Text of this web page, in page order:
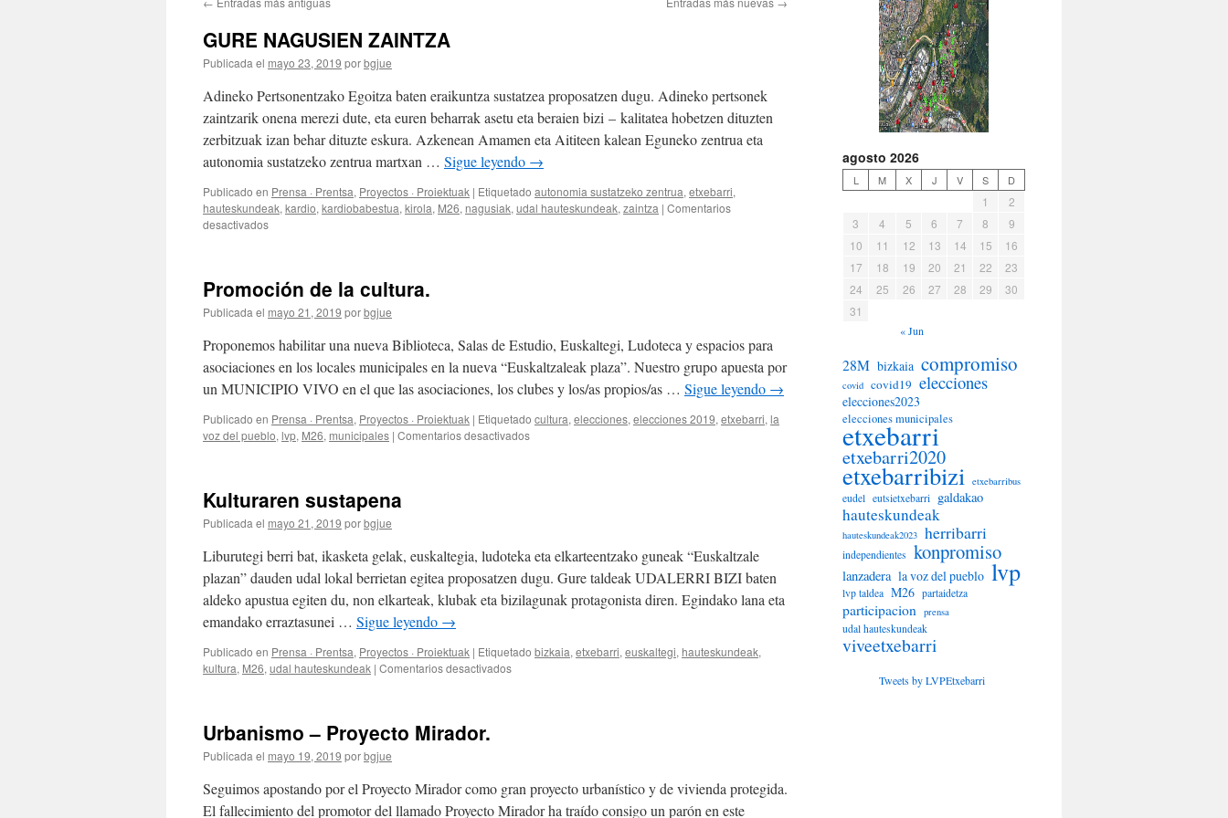
GURE NAGUSIEN ZAINTZA
Publicada el mayo 23, 2019 porbgjue
Adineko Pertsonentzako Egoitza baten eraikuntza sustatzea proposatzen dugu. Adineko pertsonek
zaintzarik onena merezi dute, eta euren beharrak asetu eta beraien bizi – kalitatea hobetzen dituzten
zerbitzuak izan behar dituzte eskura. Azkenean Amamen eta Aititeen kalean Eguneko zentrua eta
autonomia sustatzeko zentrua martxan … Sigue leyendo →
Publicado en Prensa · Prentsa, Proyectos · Proiektuak | Etiquetado autonomia sustatzeko zentrua, etxebarri,
hauteskundeak, kardio, kardiobabestua, kirola, M26, nagusiak, udal hauteskundeak, zaintza | Comentarios
desactivadosen
Promoción de la cultura.
Publicada el mayo 21, 2019 porbgjue
Proponemos habilitar una nueva Biblioteca, Salas de Estudio, Euskaltegi, Ludoteca y espacios para
asociaciones en los locales municipales en la nueva “Euskaltzaleak plaza”. Nuestro grupo apuesta por
un MUNICIPIO VIVO en el que las asociaciones, los clubes y los/as propios/as … Sigue leyendo →
Publicado en Prensa · Prentsa, Proyectos · Proiektuak | Etiquetado cultura, elecciones, elecciones 2019, etxebarri, la
voz del pueblo, lvp, M26, municipales | Comentarios desactivadosen
Kulturaren sustapena
Publicada el mayo 21, 2019 porbgjue
Liburutegi berri bat, ikasketa gelak, euskaltegia, ludoteka eta elkarteentzako guneak “Euskaltzale
plazan” dauden udal lokal berrietan egitea proposatzen dugu. Gure taldeak UDALERRI BIZI baten
aldeko apustua egiten du, non elkarteak, klubak eta bizilagunak protagonista diren. Egindako lana eta
emandako erraztasunei … Sigue leyendo →
Publicado en Prensa · Prentsa, Proyectos · Proiektuak | Etiquetado bizkaia, etxebarri, euskaltegi, hauteskundeak,
kultura, M26, udal hauteskundeak | Comentarios desactivadosen
Urbanismo – Proyecto Mirador.
Publicada el mayo 19, 2019 porbgjue
Seguimos apostando por el Proyecto Mirador como gran proyecto urbanístico y de vivienda protegida.
El fallecimiento del promotor del llamado Proyecto Mirador ha traído consigo un parón en este
agosto 2026
L M X J V S D
1
2
3
4 5 6 7 8
9
10
11 12 13 14 15
16
17
18 19 20 21 22
23
24
25 26 27 28 29
30
31
« Jun
28M bizkaia compromiso
covid covid19 elecciones
elecciones2023
elecciones municipales
etxebarri
etxebarri2020
etxebarribizi etxebarribus
eudel eutsietxebarri galdakao
hauteskundeak
hauteskundeak2023 herribarri
independientes konpromiso
lanzadera la voz del pueblo lvp
lvp taldea M26 partaidetza
participacion prensa
udal hauteskundeak
viveetxebarri
Tweets by LVPEtxebarri